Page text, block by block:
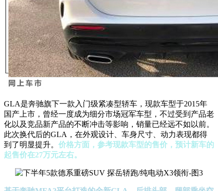
GLA是奔驰旗下一款入门级紧凑型轿车，现款车型于2015年
国产上市，曾经一度成为细分市场冠军车型，不过受到产品老
化以及竞品新产品的不断冲击等影响，销量已经远不如以前。
此次换代后的GLA，在外观设计、车身尺寸、动力表现都得
到了明显提升。 价格方面，参考现款车型的售价，预计新车的
起售价在27万元左右。